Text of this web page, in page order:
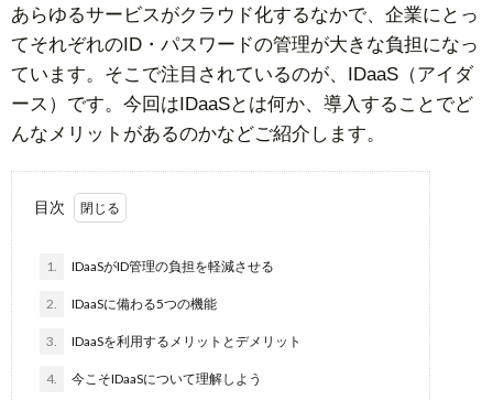
せ
あらゆるサービスがクラウド化するなかで、企業にとっ
てそれぞれのID・パスワードの管理が大きな負担になっ
ています。そこで注目されているのが、IDaaS（アイダ
ース）です。今回はIDaaSとは何か、導入することでど
んなメリットがあるのかなどご紹介します。
目次
1. IDaaSがID管理の負担を軽減させる
2. IDaaSに備わる5つの機能
3. IDaaSを利用するメリットとデメリット
4. 今こそIDaaSについて理解しよう